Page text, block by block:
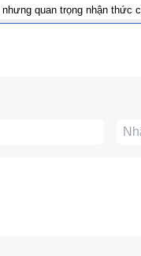
quan trọng nhận thức